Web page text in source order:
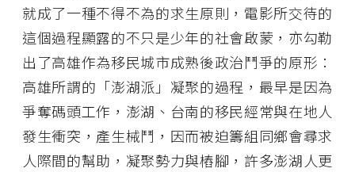
就成了一種不得不為的求生原則，電影所交待的
這個過程顯露的不只是少年的社會啟蒙，亦勾勒
出了高雄作為移民城市成熟後政治鬥爭的原形：
高雄所謂的「澎湖派」凝聚的過程，最早是因為
爭奪碼頭工作，澎湖、台南的移民經常與在地人
發生衝突，產生械鬥，因而被迫籌組同鄉會尋求
人際間的幫助，凝聚勢力與樁腳，許多澎湖人更